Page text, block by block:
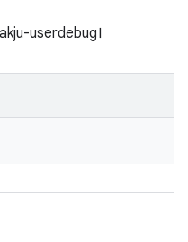
userdebug।